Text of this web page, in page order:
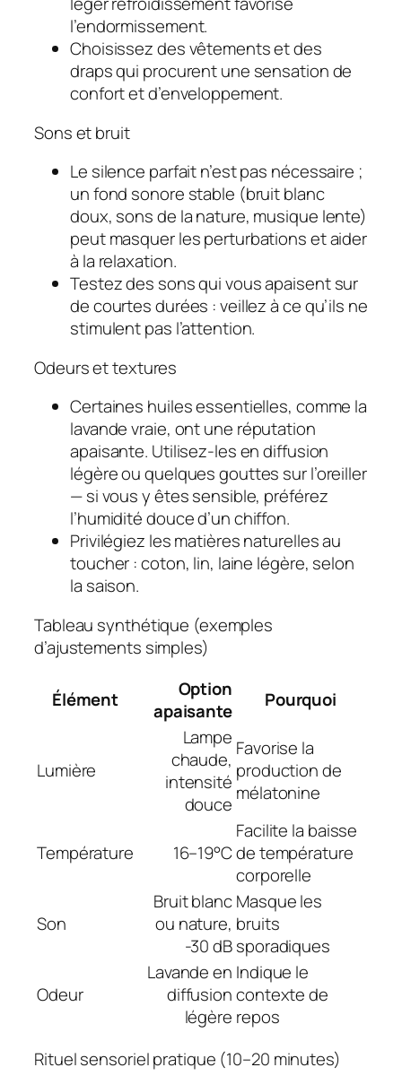
l’endormissement.
Choisissez des vêtements et des
draps qui procurent une sensation de
confort et d’enveloppement.
Sons et bruit
Le silence parfait n’est pas nécessaire ;
un fond sonore stable (bruit blanc
doux, sons de la nature, musique lente)
peut masquer les perturbations et aider
à la relaxation.
Testez des sons qui vous apaisent sur
de courtes durées : veillez à ce qu’ils ne
stimulent pas l’attention.
Odeurs et textures
Certaines huiles essentielles, comme la
lavande vraie, ont une réputation
apaisante. Utilisez-les en diffusion
légère ou quelques gouttes sur l’oreiller
— si vous y êtes sensible, préférez
l’humidité douce d’un chiffon.
Privilégiez les matières naturelles au
toucher : coton, lin, laine légère, selon
la saison.
Tableau synthétique (exemples
d’ajustements simples)
Élément
Option
apaisante
Pourquoi
Lumière
Lampe
chaude,
intensité
douce
Favorise la
production de
mélatonine
Température 16–19°C
Facilite la baisse
de température
corporelle
Son
Bruit blanc
ou nature,
-30 dB
Masque les
bruits
sporadiques
Odeur
Lavande en
diffusion
légère
Indique le
contexte de
repos
Rituel sensoriel pratique (10–20 minutes)